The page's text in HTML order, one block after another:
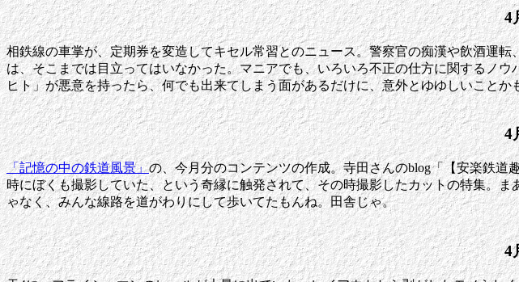
4
相鉄線の車掌が、定期券を変造してキセル常習とのニュース。警察官の痴漢や飲酒運
は、そこまでは目立ってはいなかった。マニアでも、いろいろ不正の仕方に関するノ
ヒト」が悪意を持ったら、何でも出来てしまう面があるだけに、意外とゆゆしいことか
4
「記憶の中の鉄道風景」の、今月分のコンテンツの作成。寺田さんのblog「【安楽鉄
時にぼくも撮影していた、という奇縁に触発されて、その時撮影したカットの特集。
ゃなく、みんな線路を道がわりにして歩いてたもんね。田舎じゃ。
4